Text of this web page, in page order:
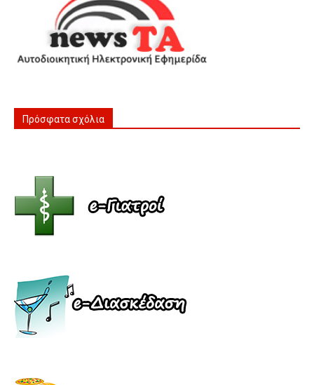
Πρόσφατα σχόλια